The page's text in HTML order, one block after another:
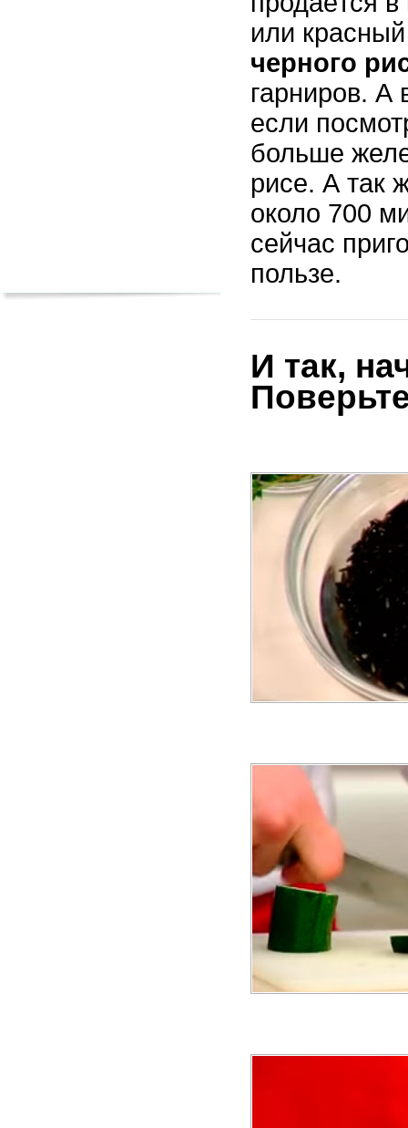
или
черного
гарниров. А
если
больше
рисе. А так
около 700
сейчас
пользе.
И так,